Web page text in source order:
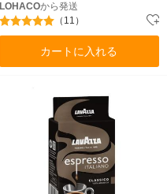
LOHACOから発送
（11）
カートに入れる